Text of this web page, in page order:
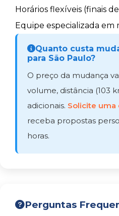
Horários flexíveis (finais
Equipe especializada em
Quanto custa
para São Paulo?
O preço da mudança
volume, distância (103
adicionais. Solicite uma
receba propostas
horas.
Perguntas